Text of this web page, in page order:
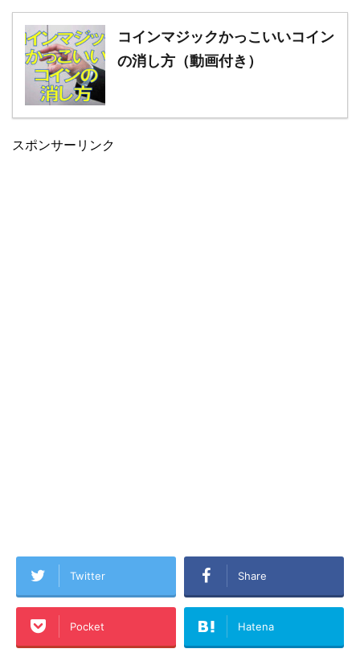
コインマジックかっこいいコイン
の消し方（動画付き）
スポンサーリンク
Twitter Share
Pocket Hatena